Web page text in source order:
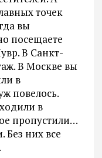
точек
вы
посещаете
В Санкт-
В Москве вы
в
повелось.
в
пропустили…
Без них все